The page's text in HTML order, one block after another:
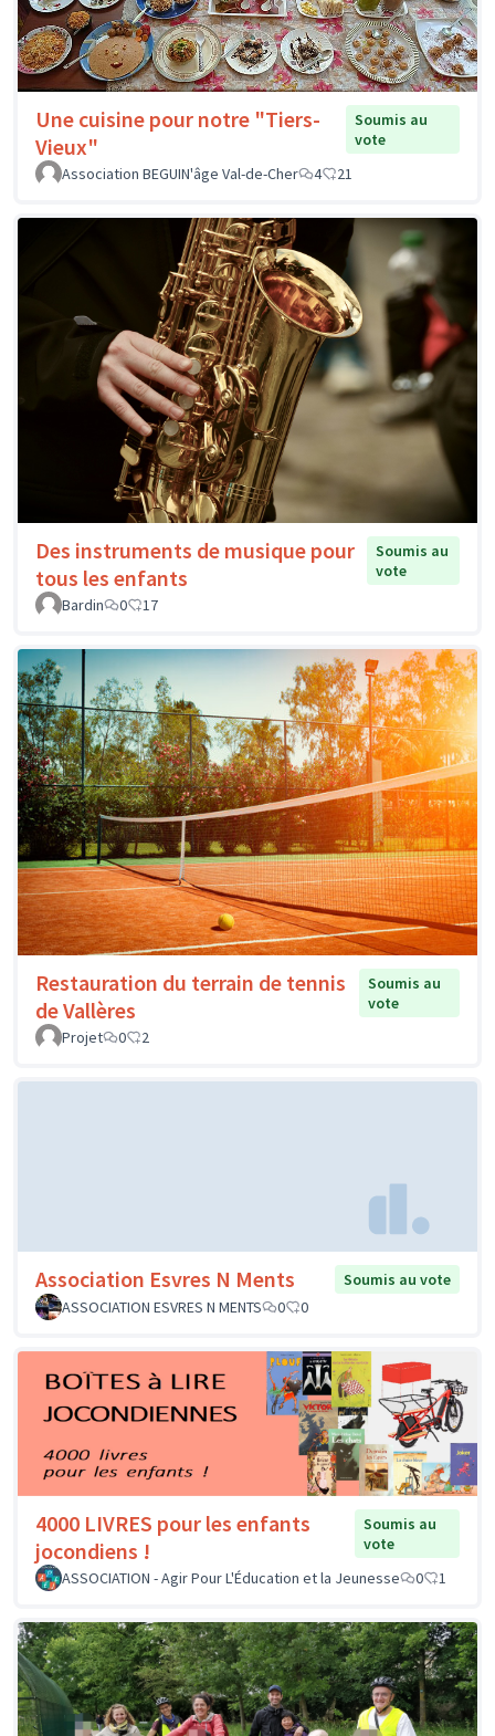
Une cuisine pour notre "Tiers-
Vieux"
Soumis au
vote
Association BEGUIN'âge Val-de-Cher
4 21
Des instruments de musique pour
tous les enfants
Soumis au
vote
Bardin
0 17
Restauration du terrain de tennis
de Vallères
Soumis au
vote
Projet
0 2
Association Esvres N Ments
Soumis au vote
ASSOCIATION ESVRES N MENTS
0 0
4000 LIVRES pour les enfants
jocondiens !
Soumis au
vote
ASSOCIATION - Agir Pour L'Éducation et la Jeunesse
0 1